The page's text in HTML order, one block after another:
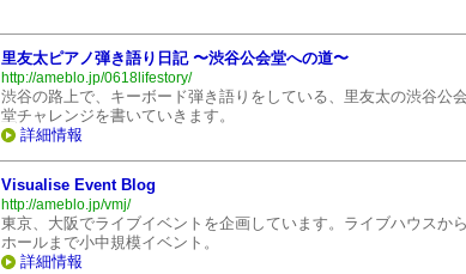
里友太ピアノ弾き語り日記 〜渋谷公会堂への道〜
http://ameblo.jp/0618lifestory/
渋谷の路上で、キーボード弾き語りをしている、里友太の渋谷公会
堂チャレンジを書いていきます。
詳細情報
Visualise Event Blog
http://ameblo.jp/vmj/
東京、大阪でライブイベントを企画しています。ライブハウスから
ホールまで小中規模イベント。
詳細情報